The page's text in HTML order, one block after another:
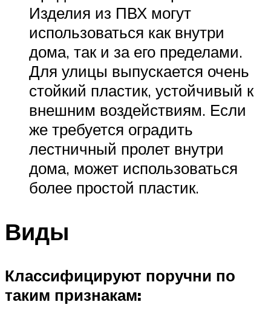
Изделия из ПВХ могут
использоваться как внутри
дома, так и за его пределами.
Для улицы выпускается очень
стойкий пластик, устойчивый к
внешним воздействиям. Если
же требуется оградить
лестничный пролет внутри
дома, может использоваться
более простой пластик.
Виды
Классифицируют поручни по
таким признакам: